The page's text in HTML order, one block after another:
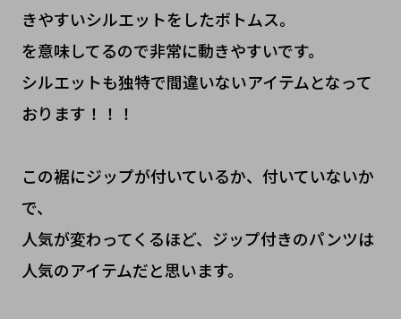
きやすいシルエットをしたボトムス。
を意味してるので非常に動きやすいです。
シルエットも独特で間違いないアイテムとなって
おります！！！
この裾にジップが付いているか、付いていないか
で、
人気が変わってくるほど、ジップ付きのパンツは
人気のアイテムだと思います。